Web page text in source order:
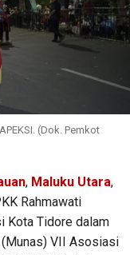
(Dok. Pemkot
, Maluku Utara,
Rahmawati
Kota Tidore dalam
(Munas) VII Asosiasi